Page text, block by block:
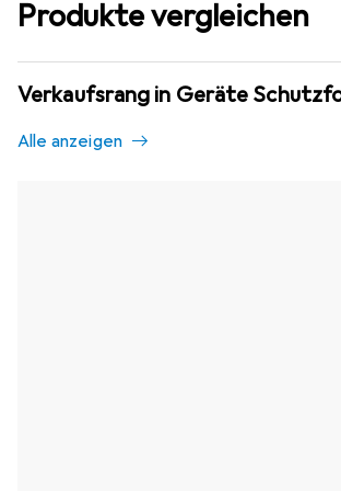
Produkte vergleichen
Verkaufsrang in Geräte
Alle anzeigen